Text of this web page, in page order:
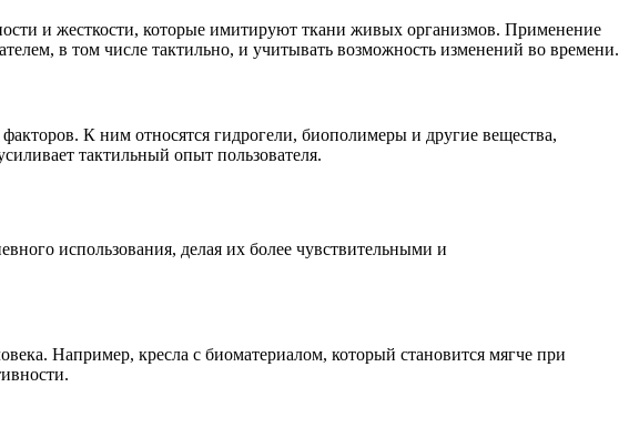
и жесткости, которые имитируют ткани живых организмов. Применение
в том числе тактильно, и учитывать возможность изменений во времени.
К ним относятся гидрогели, биополимеры и другие вещества,
тактильный опыт пользователя.
использования, делая их более чувствительными и
Например, кресла с биоматериалом, который становится мягче при